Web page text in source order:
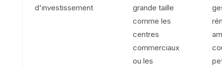
d'investissement
grande taille
comme les
centres
commerciaux
ou les